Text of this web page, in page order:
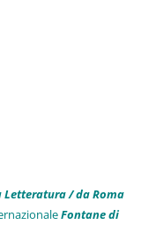
/ da Roma
Fontane di